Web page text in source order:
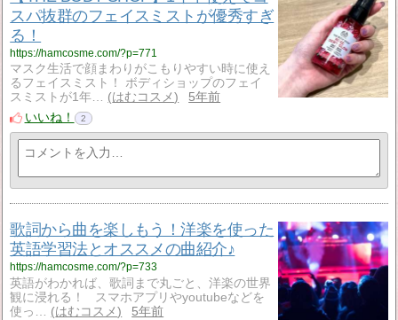
スパ抜群のフェイスミストが優秀すぎ
る！
https://hamcosme.com/?p=771
マスク生活で顔まわりがこもりやすい時に使え
るフェイスミスト！ ボディショップのフェイ
スミストが1年…
はむコスメ
5年前
いいね！
2
歌詞から曲を楽しもう！洋楽を使った
英語学習法とオススメの曲紹介♪
https://hamcosme.com/?p=733
英語がわかれば、歌詞まで丸ごと、洋楽の世界
観に浸れる！ スマホアプリやyoutubeなどを
使っ…
はむコスメ
5年前